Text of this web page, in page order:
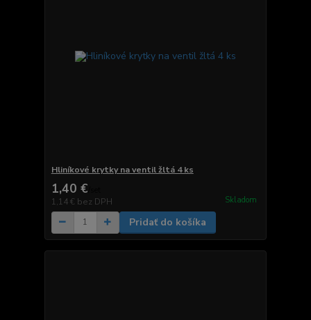
Hliníkové krytky na ventil žltá 4 ks
1,40 €
1,14 € bez DPH Skladom
Pridať do košíka